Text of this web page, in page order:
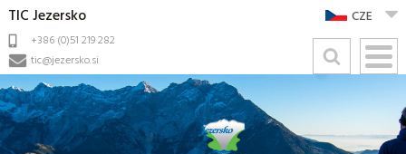
TIC Jezersko
+386 (0)51 219 282
tic@jezersko.si
CZE